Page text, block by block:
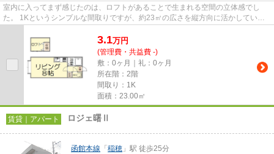
室内に入ってまず感じたのは、ロフトがあることで生まれる空間の立体感でし
た。 1Kというシンプルな間取りですが、約23㎡の広さを縦方向に活かしている
3.1万円
(管理費・共益費 -)
敷：0ヶ月｜礼：0ヶ月
所在階：2階
間取り：1K
面積：23.00㎡
賃貸｜アパート ロジェ曙Ⅱ
函館本線 「 稲穂 」駅 徒歩25分